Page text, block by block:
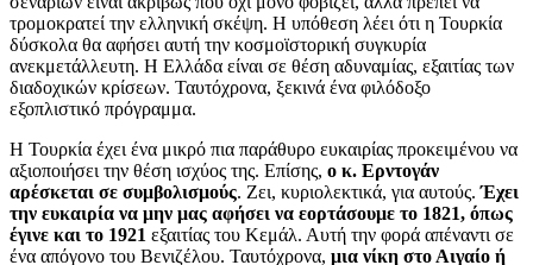
τρομοκρατεί την ελληνική σκέψη. Η υπόθεση λέει ότι η Τουρκία
δύσκολα θα αφήσει αυτή την κοσμοϊστορική συγκυρία
ανεκμετάλλευτη. Η Ελλάδα είναι σε θέση αδυναμίας, εξαιτίας των
διαδοχικών κρίσεων. Ταυτόχρονα, ξεκινά ένα φιλόδοξο
εξοπλιστικό πρόγραμμα.
Η Τουρκία έχει ένα μικρό πια παράθυρο ευκαιρίας προκειμένου να
αξιοποιήσει την θέση ισχύος της. Επίσης, ο κ. Ερντογάν
αρέσκεται σε συμβολισμούς. Ζει, κυριολεκτικά, για αυτούς.Έχει
την ευκαιρία να μην μας αφήσει να εορτάσουμε το 1821, όπως
έγινε και το 1921 εξαιτίας του Κεμάλ. Αυτή την φορά απέναντι σε
ένα απόγονο του Βενιζέλου. Ταυτόχρονα, μια νίκη στο Αιγαίο ή